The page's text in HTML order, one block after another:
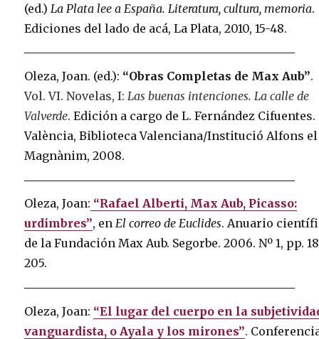
(ed.) La Plata lee a España. Literatura, cultura, memoria.
Ediciones del lado de acá, La Plata, 2010, 15-48.
Oleza, Joan. (ed.): “Obras Completas de Max Aub”.
Vol. VI. Novelas, I:Las buenas intenciones. La calle de
Valverde. Edición a cargo de L. Fernández Cifuentes.
València, Biblioteca Valenciana/Institució Alfons el
Magnànim, 2008.
Oleza, Joan: “Rafael Alberti, Max Aub, Picasso:
urdimbres”, enEl correo de Euclides. Anuario
de la Fundación Max Aub. Segorbe. 2006. Nº 1, pp.
205.
Oleza, Joan: “El lugar del cuerpo en la
vanguardista, o Ayala y los mirones”.